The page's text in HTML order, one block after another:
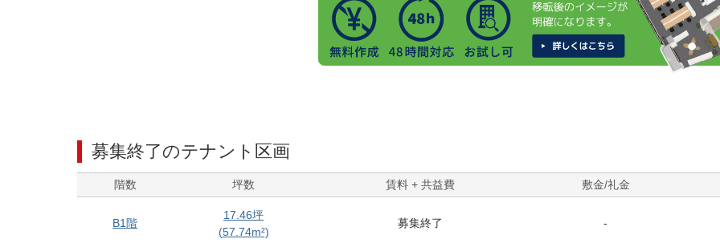
募集終了のテナント区画
階数 坪数 賃料 + 共益費 敷金/礼金
B1階
17.46坪
(57.74m²)
募集終了 -